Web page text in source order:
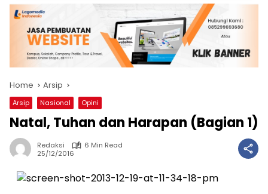
Home Arsip
Arsip Nasional Opini
Natal, Tuhan dan Harapan (Bagian 1)
Redaksi
6 Min Read
25/12/2016